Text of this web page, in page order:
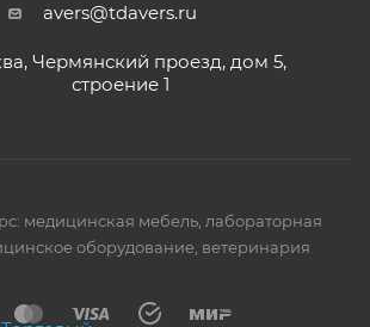
avers@tdavers.ru
Чермянский проезд, дом 5,
строение 1
медицинская мебель, лабораторная
оборудование, ветеринария